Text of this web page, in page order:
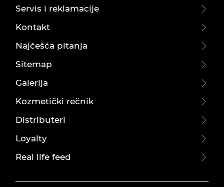
Servis i reklamacije
Kontakt
Najčešća pitanja
Sitemap
Galerija
Kozmetički rečnik
Distributeri
Loyalty
Real life feed